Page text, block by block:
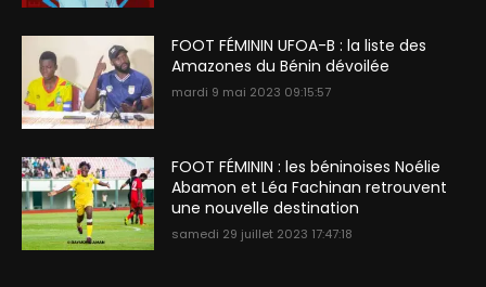
FOOT FÉMININ UFOA-B : la liste des
Amazones du Bénin dévoilée
mardi 9 mai 2023 09:15:57
FOOT FÉMININ : les béninoises Noélie
Abamon et Léa Fachinan retrouvent
une nouvelle destination
samedi 29 juillet 2023 17:47:18